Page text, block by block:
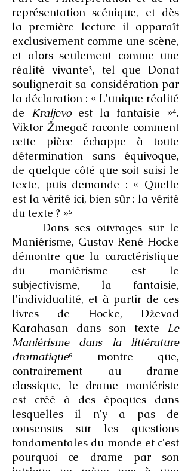
représentation scénique, et dès
la première lecture il apparaît
exclusivement comme une scène,
et alors seulement comme une
réalité vivante³, tel que Donat
soulignerait sa considération par
la déclaration : « L'unique réalité
de Kraljevo est la fantaisie »⁴.
Viktor Žmegač raconte comment
cette pièce échappe à toute
détermination sans équivoque,
de quelque côté que soit saisi le
texte, puis demande : « Quelle
est la vérité ici, bien sûr : la vérité
du texte ? »⁵
Dans ses ouvrages sur le
Maniérisme, Gustav René Hocke
démontre que la caractéristique
du maniérisme est le
subjectivisme, la fantaisie,
l'individualité, et à partir de ces
livres de Hocke, Dževad
Karahasan dans son texte Le
Maniérisme dans la littérature
dramatique⁶ montre que,
contrairement au drame
classique, le drame maniériste
est créé à des époques dans
lesquelles il n'y a pas de
consensus sur les questions
fondamentales du monde et c'est
pourquoi ce drame par son